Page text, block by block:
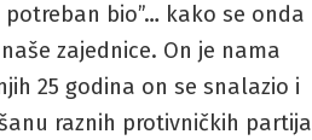
potreban bio”… kako se onda
zajednice. On je nama
25 godina on se snalazio i
raznih protivničkih partija